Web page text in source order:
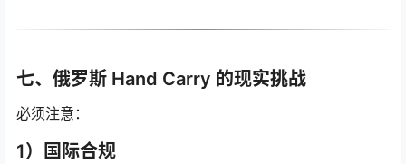
七、俄罗斯 Hand Carry 的现实挑战
必须注意：
1）国际合规